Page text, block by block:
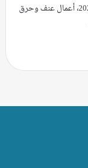
اندلعت نهار الأحد في 30 حزيران/ يونيو من العام 2024، أعمال عنف وحرق